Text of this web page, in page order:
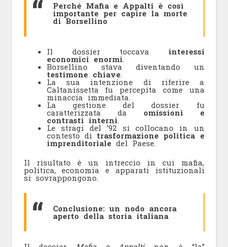
Perché Mafia e Appalti è così
importante per capire la morte
di Borsellino
Il dossier toccava interessi
economici enormi.
Borsellino stava diventando un
testimone chiave.
La sua intenzione di riferire a
Caltanissetta fu percepita come una
minaccia immediata.
La gestione del dossier fu
caratterizzata da omissioni e
contrasti interni.
Le stragi del ’92 si collocano in un
contesto di trasformazione politica e
imprenditoriale del Paese.
Il risultato è un intreccio in cui mafia,
politica, economia e apparati istituzionali
si sovrappongono.
Conclusione: un nodo ancora
aperto della storia italiana